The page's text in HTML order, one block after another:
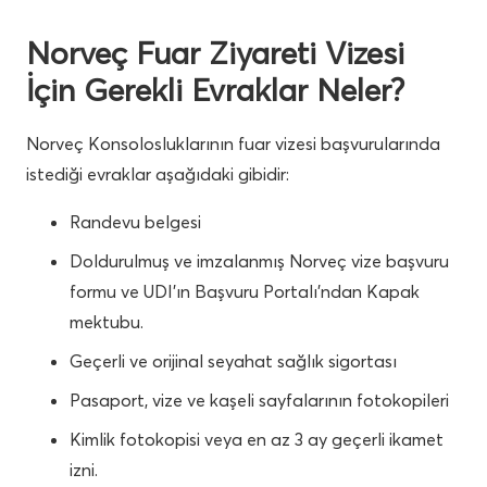
Norveç Fuar Ziyareti Vizesi
İçin Gerekli Evraklar Neler?
Norveç Konsolosluklarının fuar vizesi başvurularında
istediği evraklar aşağıdaki gibidir:
Randevu belgesi
Doldurulmuş ve imzalanmış Norveç vize başvuru
formu ve UDI’ın Başvuru Portalı’ndan Kapak
mektubu.
Geçerli ve orijinal seyahat sağlık sigortası
Pasaport, vize ve kaşeli sayfalarının fotokopileri
Kimlik fotokopisi veya en az 3 ay geçerli ikamet
izni.